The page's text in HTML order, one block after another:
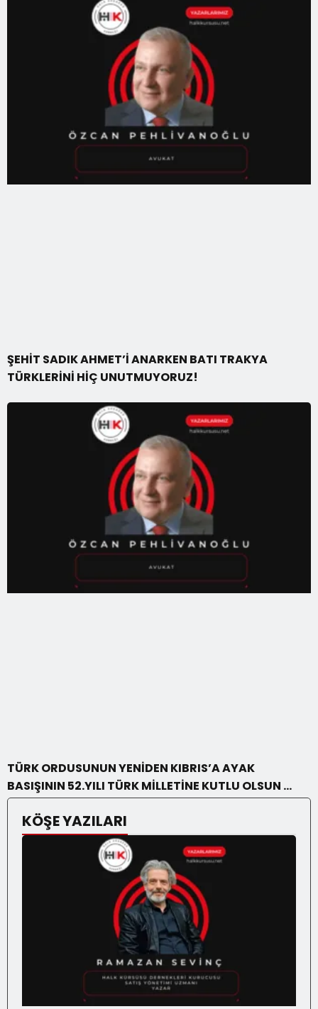
ŞEHİT SADIK AHMET’İ ANARKEN BATI TRAKYA
TÜRKLERİNİ HİÇ UNUTMUYORUZ!
TÜRK ORDUSUNUN YENİDEN KIBRIS’A AYAK
BASIŞININ 52.YILI TÜRK MİLLETİNE KUTLU OLSUN …
KÖŞE YAZILARI